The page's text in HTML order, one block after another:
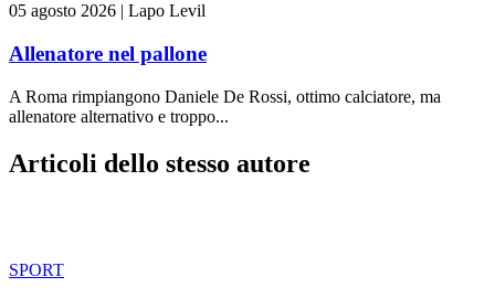
05 agosto 2026 | Lapo Levil
Allenatore nel pallone
A Roma rimpiangono Daniele De Rossi, ottimo calciatore, ma
allenatore alternativo e troppo...
Articoli dello stesso autore
SPORT